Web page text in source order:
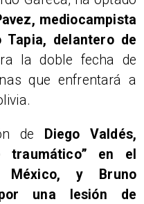
mediocampista
Tapia, delantero de
la doble fecha de
que enfrentará a
de
Diego Valdés,
traumático” en el
México, y Bruno
una lesión de